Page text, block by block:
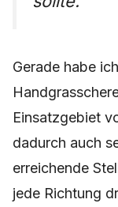
Gerade habe
Einsatzgebiet
dadurch auch
erreichende
jede Richtung